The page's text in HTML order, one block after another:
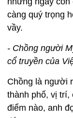
càng quý trọng
vầy.
- Chồng người
cổ truyền của
Chồng là người
thành phố, vị trí,
điểm nào, anh